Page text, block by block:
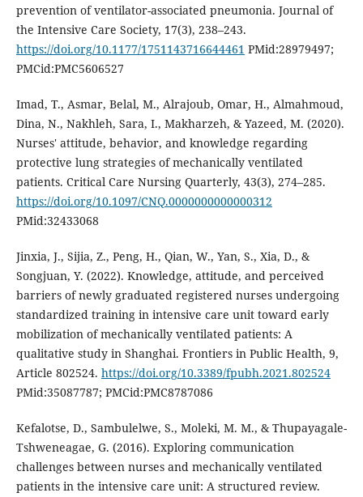
prevention of ventilator-associated pneumonia. Journal of
the Intensive Care Society, 17(3), 238–243.
https://doi.org/10.1177/1751143716644461 PMid:28979497;
PMCid:PMC5606527
Imad, T., Asmar, Belal, M., Alrajoub, Omar, H., Almahmoud,
Dina, N., Nakhleh, Sara, I., Makharzeh, & Yazeed, M. (2020).
Nurses' attitude, behavior, and knowledge regarding
protective lung strategies of mechanically ventilated
patients. Critical Care Nursing Quarterly, 43(3), 274–285.
https://doi.org/10.1097/CNQ.0000000000000312
PMid:32433068
Jinxia, J., Sijia, Z., Peng, H., Qian, W., Yan, S., Xia, D., &
Songjuan, Y. (2022). Knowledge, attitude, and perceived
barriers of newly graduated registered nurses undergoing
standardized training in intensive care unit toward early
mobilization of mechanically ventilated patients: A
qualitative study in Shanghai. Frontiers in Public Health, 9,
Article 802524. https://doi.org/10.3389/fpubh.2021.802524
PMid:35087787; PMCid:PMC8787086
Kefalotse, D., Sambulelwe, S., Moleki, M. M., & Thupayagale-
Tshweneagae, G. (2016). Exploring communication
challenges between nurses and mechanically ventilated
patients in the intensive care unit: A structured review.